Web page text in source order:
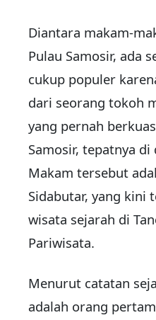
Diantara makam-
Pulau Samosir, ada
cukup populer
dari seorang tokoh
yang pernah
Samosir, tepatnya di
Makam tersebut
Sidabutar, yang kini
wisata sejarah di
Pariwisata.
Menurut catatan
adalah orang